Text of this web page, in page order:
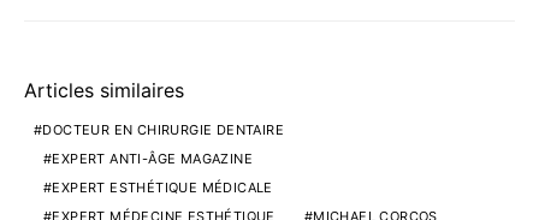
Articles similaires
DOCTEUR EN CHIRURGIE DENTAIRE
EXPERT ANTI-ÂGE MAGAZINE
EXPERT ESTHÉTIQUE MÉDICALE
EXPERT MÉDECINE ESTHÉTIQUE
MICHAEL CORCOS